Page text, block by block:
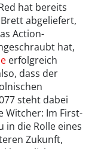
hat bereits
abgeliefert,
Action-
hat,
erfolgreich
dass der
steht dabei
Witcher: Im First-
in die Rolle eines
Zukunft,